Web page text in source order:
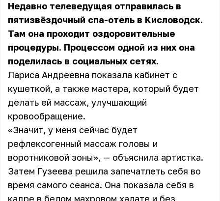
Недавно телеведущая отправилась в
пятизвёздочный спа-отель в Кисловодск.
Там она проходит оздоровительные
процедуры. Процессом одной из них она
поделилась в социальных сетях.
Лариса Андреевна показала кабинет с
кушеткой, а также мастера, который будет
делать ей массаж, улучшающий
кровообращение.
«Значит, у меня сейчас будет
рефлексогенный массаж головы и
воротниковой зоны», — объяснила артистка.
Затем Гузеева решила запечатлеть себя во
время самого сеанса. Она показала себя в
кадре в белом махровом халате и без